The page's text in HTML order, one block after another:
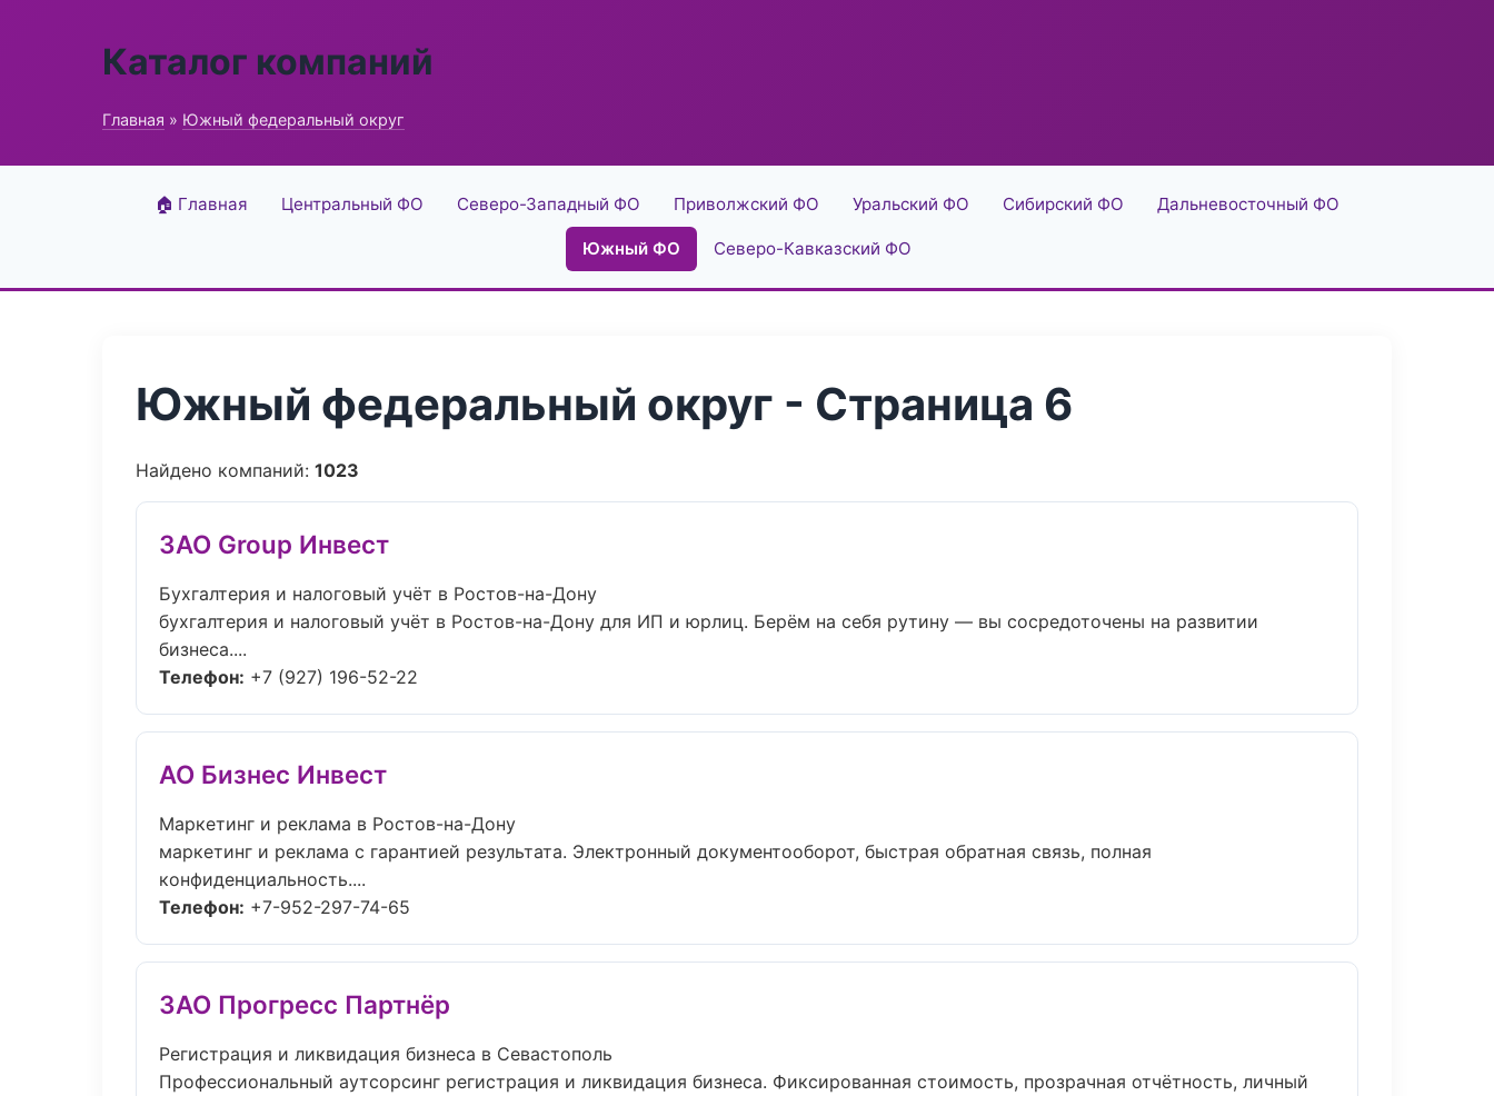
Каталог компаний
Главная » Южный федеральный округ
🏠 Главная Центральный ФО Северо-Западный ФО Приволжский ФО Уральский ФО Сибирский ФО Дальневосточный ФО
Южный ФО Северо-Кавказский ФО
Южный федеральный округ - Страница 6
Найдено компаний: 1023
ЗАО Group Инвест
Бухгалтерия и налоговый учёт в Ростов-на-Дону
бухгалтерия и налоговый учёт в Ростов-на-Дону для ИП и юрлиц. Берём на себя рутину — вы сосредоточены на развитии
бизнеса....
Телефон: +7 (927) 196-52-22
АО Бизнес Инвест
Маркетинг и реклама в Ростов-на-Дону
маркетинг и реклама с гарантией результата. Электронный документооборот, быстрая обратная связь, полная
конфиденциальность....
Телефон: +7-952-297-74-65
ЗАО Прогресс Партнёр
Регистрация и ликвидация бизнеса в Севастополь
Профессиональный аутсорсинг регистрация и ликвидация бизнеса. Фиксированная стоимость, прозрачная отчётность, личный